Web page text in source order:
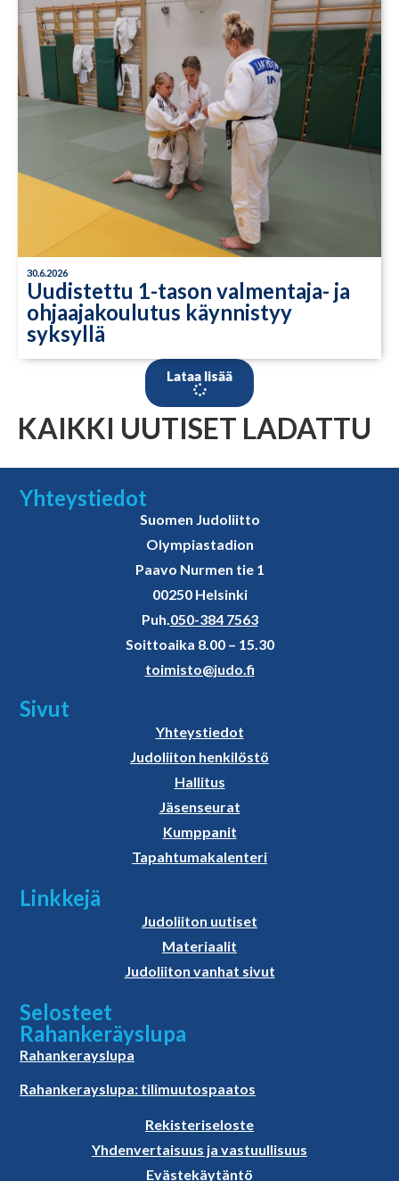
30.6.2026
Uudistettu 1-tason valmentaja- ja
ohjaajakoulutus käynnistyy
syksyllä
Lataa lisää
KAIKKI UUTISET LADATTU
Yhteystiedot
Suomen Judoliitto
Olympiastadion
Paavo Nurmen tie 1
00250 Helsinki
Puh. 050-384 7563
Soittoaika 8.00 – 15.30
toimisto@judo.fi
Sivut
Yhteystiedot
Judoliiton henkilöstö
Hallitus
Jäsenseurat
Kumppanit
Tapahtumakalenteri
Linkkejä
Judoliiton uutiset
Materiaalit
Judoliiton vanhat sivut
Selosteet
Rahankeräyslupa
Rahankerayslupa
Rahankerayslupa: tilimuutospaatos
Rekisteriseloste
Yhdenvertaisuus ja vastuullisuus
Evästekäytäntö